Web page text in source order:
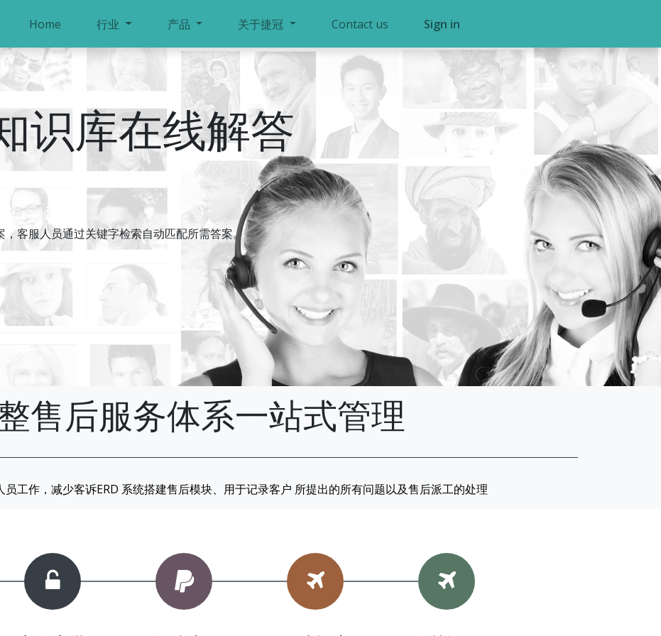
Home 行业 产品 关于捷冠 Contact us Sign in
识库在线解答
客服人员通过关键字检索自动匹配所需答案。
售后服务体系一站式管理
员工作，减少客诉ERD 系统搭建售后模块、用于记录客户 所提出的所有问题以及售后派工的处理
邮箱
gxj@goaedos.com